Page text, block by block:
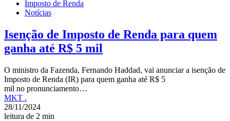
Imposto de Renda
Notícias
Isenção de Imposto de Renda para quem
ganha até R$ 5 mil
O ministro da Fazenda, Fernando Haddad, vai anunciar a isenção de
Imposto de Renda (IR) para quem ganha até R$ 5
mil no pronunciamento…
MKT .
28/11/2024
leitura de 2 min